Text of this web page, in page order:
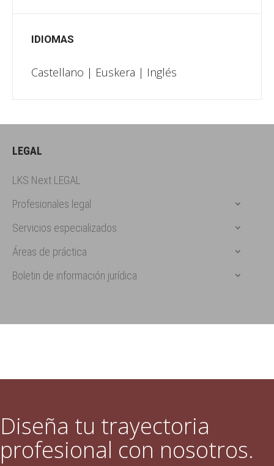
LEGAL
LKS Next LEGAL
Profesionales legal
Servicios especializados
Áreas de práctica
Boletin de información jurídica
IDIOMAS
Castellano | Euskera | Inglés
Diseña tu trayectoria
profesional con nosotros.